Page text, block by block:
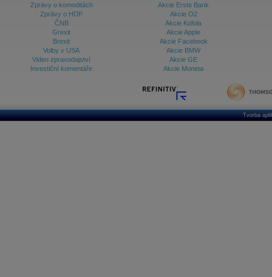
Zprávy o komoditách
Zprávy o HDP
ČNB
Grexit
Brexit
Volby v USA
Video zpravodajství
Investiční komentáře
Akcie Erste Bank
Akcie O2
Akcie Kofola
Akcie Apple
Akcie Facebook
Akcie BMW
Akcie GE
Akcie Moneta
Tvorba